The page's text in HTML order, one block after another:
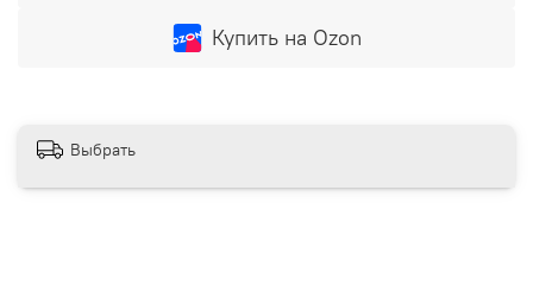
Купить на Ozon
Выбрать